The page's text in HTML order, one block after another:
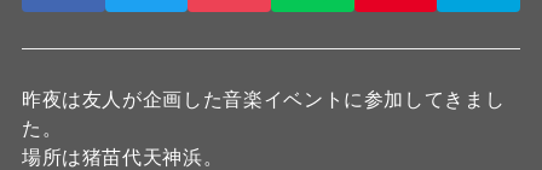
昨夜は友人が企画した音楽イベントに参加してきまし
た。
場所は猪苗代天神浜。